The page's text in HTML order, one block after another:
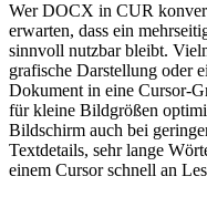
Wer DOCX in CUR
erwarten, dass ein
sinnvoll nutzbar bleibt.
grafische Darstellung oder
Dokument in eine Cursor-
für kleine Bildgrößen
Bildschirm auch bei
Textdetails, sehr lange
einem Cursor schnell an